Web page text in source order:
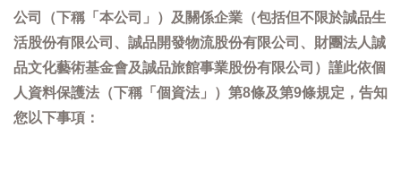
公司（下稱「本公司」）及關係企業（包括但不限於誠品生
活股份有限公司、誠品開發物流股份有限公司、財團法人誠
品文化藝術基金會及誠品旅館事業股份有限公司）謹此依個
人資料保護法（下稱「個資法」）第8條及第9條規定，告知
您以下事項：